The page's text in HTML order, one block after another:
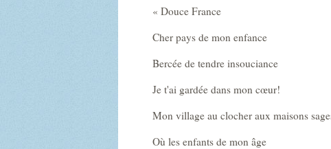
« Douce France
Cher pays de mon enfance
Bercée de tendre insouciance
Je t'ai gardée dans mon cœur!
Mon village au clocher aux maisons
Où les enfants de mon âge